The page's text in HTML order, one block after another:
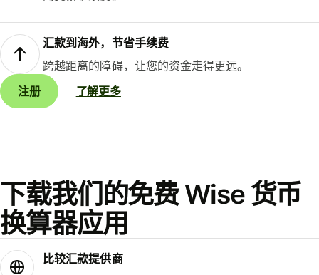
汇款到海外，节省手续费
跨越距离的障碍，让您的资金走得更远。
注册
了解更多
下载我们的免费 Wise 货币
换算器应用
比较汇款提供商